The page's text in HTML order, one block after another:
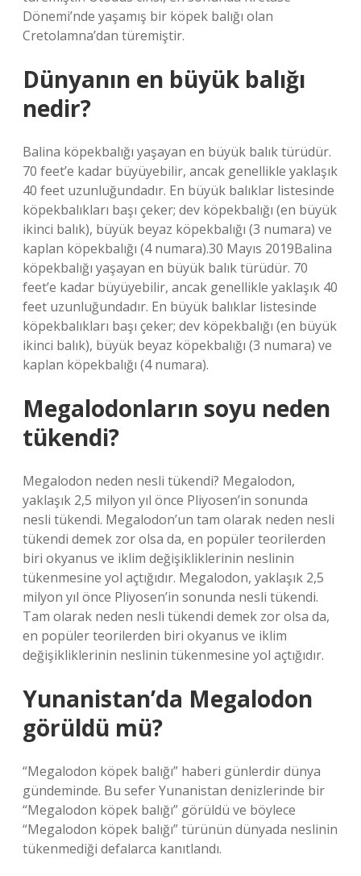
Dönemi’nde yaşamış bir köpek balığı olan
Cretolamna’dan türemiştir.
Dünyanın en büyük balığı
nedir?
Balina köpekbalığı yaşayan en büyük balık türüdür.
70 feet’e kadar büyüyebilir, ancak genellikle yaklaşık
40 feet uzunluğundadır. En büyük balıklar listesinde
köpekbalıkları başı çeker; dev köpekbalığı (en büyük
ikinci balık), büyük beyaz köpekbalığı (3 numara) ve
kaplan köpekbalığı (4 numara).30 Mayıs 2019Balina
köpekbalığı yaşayan en büyük balık türüdür. 70
feet’e kadar büyüyebilir, ancak genellikle yaklaşık 40
feet uzunluğundadır. En büyük balıklar listesinde
köpekbalıkları başı çeker; dev köpekbalığı (en büyük
ikinci balık), büyük beyaz köpekbalığı (3 numara) ve
kaplan köpekbalığı (4 numara).
Megalodonların soyu neden
tükendi?
Megalodon neden nesli tükendi? Megalodon,
yaklaşık 2,5 milyon yıl önce Pliyosen’in sonunda
nesli tükendi. Megalodon’un tam olarak neden nesli
tükendi demek zor olsa da, en popüler teorilerden
biri okyanus ve iklim değişikliklerinin neslinin
tükenmesine yol açtığıdır. Megalodon, yaklaşık 2,5
milyon yıl önce Pliyosen’in sonunda nesli tükendi.
Tam olarak neden nesli tükendi demek zor olsa da,
en popüler teorilerden biri okyanus ve iklim
değişikliklerinin neslinin tükenmesine yol açtığıdır.
Yunanistan’da Megalodon
görüldü mü?
“Megalodon köpek balığı” haberi günlerdir dünya
gündeminde. Bu sefer Yunanistan denizlerinde bir
“Megalodon köpek balığı” görüldü ve böylece
“Megalodon köpek balığı” türünün dünyada neslinin
tükenmediği defalarca kanıtlandı.